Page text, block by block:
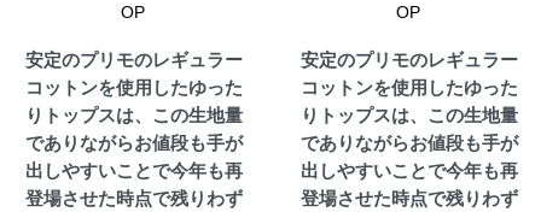
OP
安定のプリモのレギュラー
コットンを使用したゆった
りトップスは、この生地量
でありながらお値段も手が
出しやすいことで今年も再
登場させた時点で残りわず
OP
安定のプリモのレギュラー
コットンを使用したゆった
りトップスは、この生地量
でありながらお値段も手が
出しやすいことで今年も再
登場させた時点で残りわず